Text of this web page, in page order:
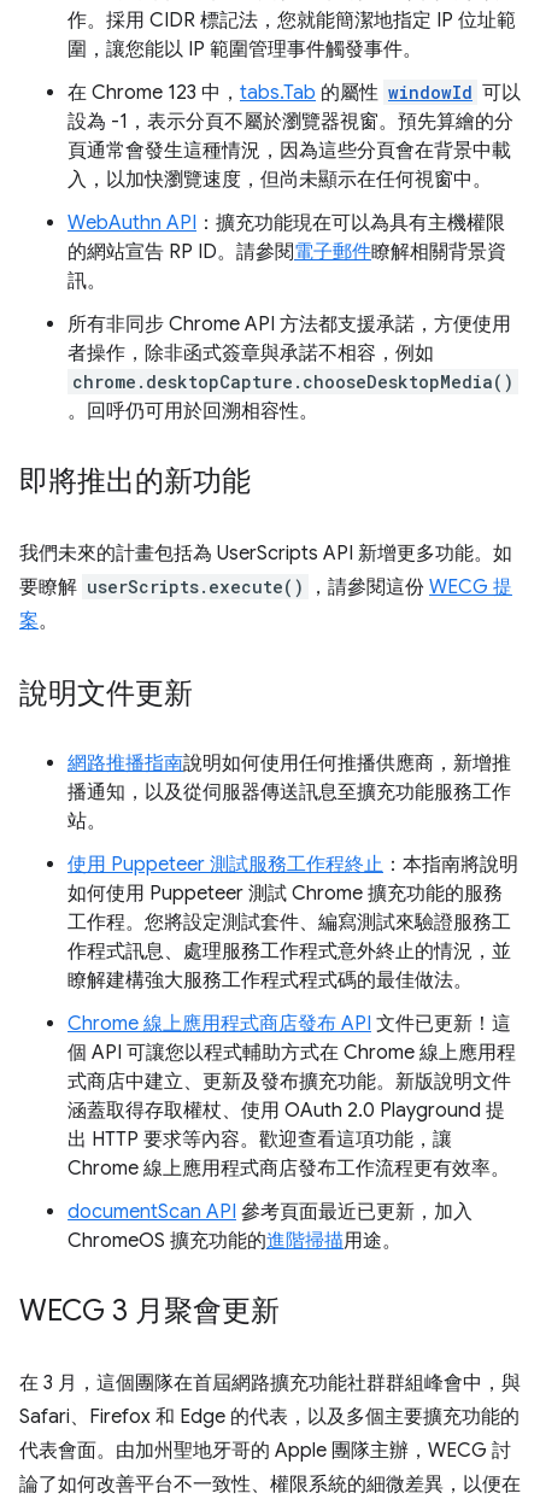
作。採用 CIDR 標記法，您就能簡潔地指定 IP 位址範
圍，讓您能以 IP 範圍管理事件觸發事件。
在 Chrome 123 中， tabs.Tab 的屬性 windowId 可以
設為 -1，表示分頁不屬於瀏覽器視窗。預先算繪的分
頁通常會發生這種情況，因為這些分頁會在背景中載
入，以加快瀏覽速度，但尚未顯示在任何視窗中。
WebAuthn API ：擴充功能現在可以為具有主機權限
的網站宣告 RP ID。請參閱電子郵件瞭解相關背景資
訊。
所有非同步 Chrome API 方法都支援承諾，方便使用
者操作，除非函式簽章與承諾不相容，例如
chrome.desktopCapture.chooseDesktopMedia()
。回呼仍可用於回溯相容性。
即將推出的新功能
我們未來的計畫包括為 UserScripts API 新增更多功能。如
要瞭解 userScripts.execute() ，請參閱這份 WECG 提
案。
說明文件更新
網路推播指南說明如何使用任何推播供應商，新增推
播通知，以及從伺服器傳送訊息至擴充功能服務工作
站。
使用 Puppeteer 測試服務工作程終止 ：本指南將說明
如何使用 Puppeteer 測試 Chrome 擴充功能的服務
工作程。您將設定測試套件、編寫測試來驗證服務工
作程式訊息、處理服務工作程式意外終止的情況，並
瞭解建構強大服務工作程式程式碼的最佳做法。
Chrome 線上應用程式商店發布 API 文件已更新！這
個 API 可讓您以程式輔助方式在 Chrome 線上應用程
式商店中建立、更新及發布擴充功能。新版說明文件
涵蓋取得存取權杖、使用 OAuth 2.0 Playground 提
出 HTTP 要求等內容。歡迎查看這項功能，讓
Chrome 線上應用程式商店發布工作流程更有效率。
documentScan API 參考頁面最近已更新，加入
ChromeOS 擴充功能的進階掃描用途。
WECG 3 月聚會更新
在 3 月，這個團隊在首屆網路擴充功能社群群組峰會中，與
Safari、Firefox 和 Edge 的代表，以及多個主要擴充功能的
代表會面。由加州聖地牙哥的 Apple 團隊主辦，WECG 討
論了如何改善平台不一致性、權限系統的細微差異，以便在